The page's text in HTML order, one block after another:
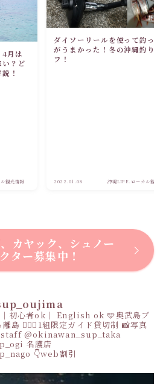
月は
？ど
！
観光情報
ダイソーリールを使って釣っ
がうまかった！冬の沖縄釣り
フ！
2022.01.08 沖縄LIFE.ローカル観光
カヤック、シュノー
ター募集中！
｜初心者ok｜ English ok 🩵奥武島ブ
離島 👩‍❤️‍👩1組限定ガイド貸切制 📸写真
staff@okinawan_sup_taka
名護店
👇web割引